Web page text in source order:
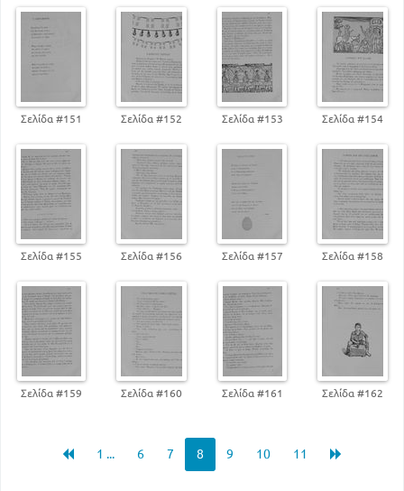
Σελίδα #151 Σελίδα #152 Σελίδα #153 Σελίδα #154
Σελίδα #155 Σελίδα #156 Σελίδα #157 Σελίδα #158
Σελίδα #159 Σελίδα #160 Σελίδα #161 Σελίδα #162
1 ... 6 7 8 9 10 11